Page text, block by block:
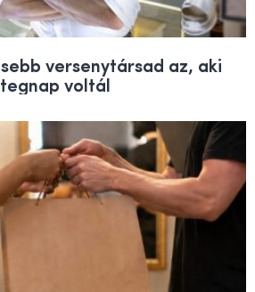
versenytársad az, aki
tegnap voltál